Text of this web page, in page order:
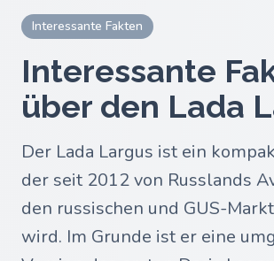
Interessante Fakten
Interessante
über den Lada
Der Lada Largus ist ein
der seit 2012 von Russlands
den russischen und GUS-
wird. Im Grunde ist er eine